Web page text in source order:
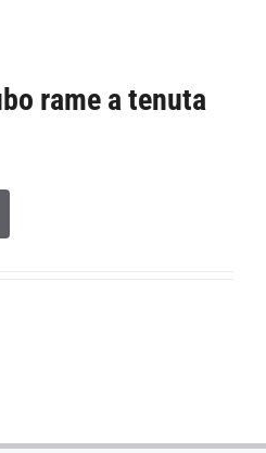
rame a tenuta